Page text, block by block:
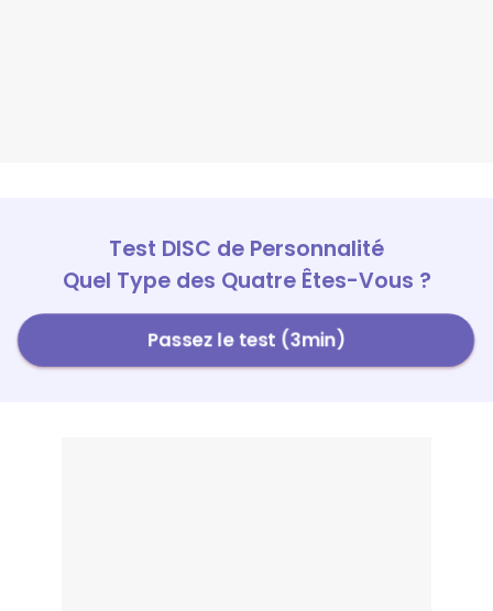
Test DISC de Personnalité
Quel Type des Quatre Êtes-Vous ?
Passez le test (3min)